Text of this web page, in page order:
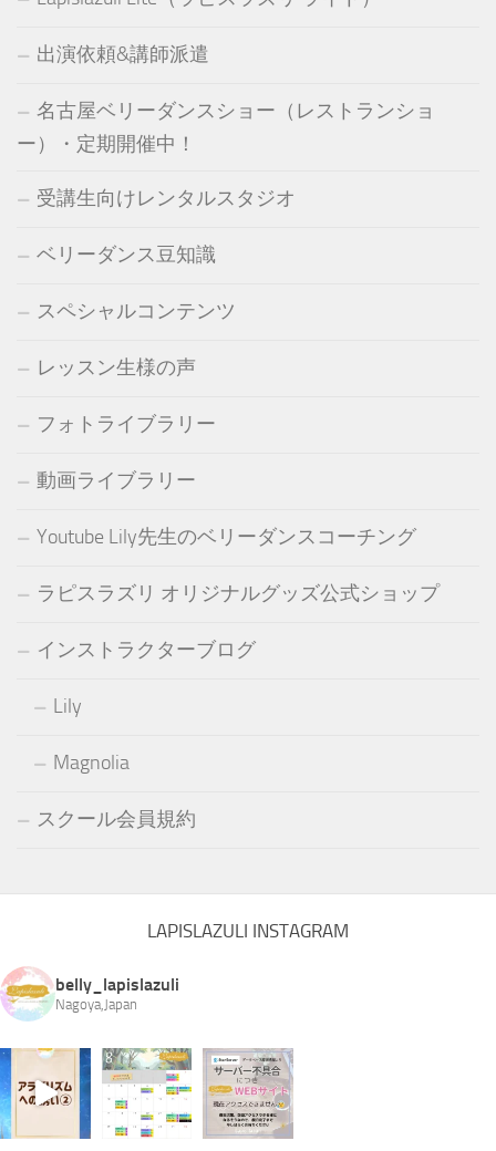
出演依頼&講師派遣
名古屋ベリーダンスショー（レストランショ
ー）・定期開催中！
受講生向けレンタルスタジオ
ベリーダンス豆知識
スペシャルコンテンツ
レッスン生様の声
フォトライブラリー
動画ライブラリー
Youtube Lily先生のベリーダンスコーチング
ラピスラズリ オリジナルグッズ公式ショップ
インストラクターブログ
Lily
Magnolia
スクール会員規約
LAPISLAZULI INSTAGRAM
belly_lapislazuli
Nagoya,Japan